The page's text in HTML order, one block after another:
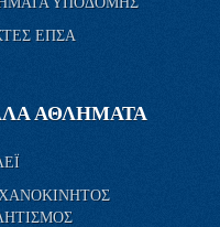
ΕΠΣΑ
ΑΘΛΗΜΑΤΑ